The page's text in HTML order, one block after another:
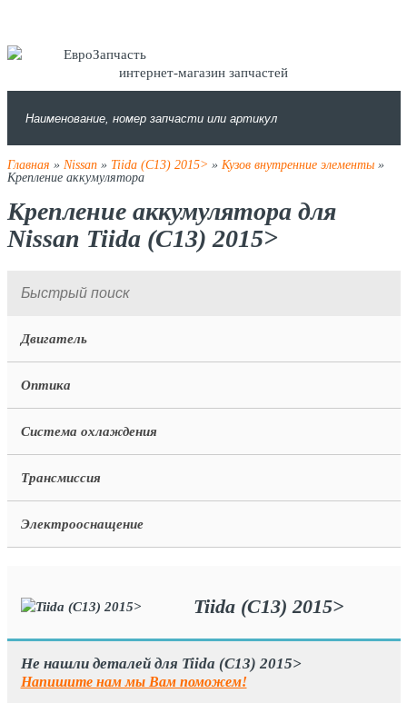
интернет-магазин запчастей
Главная » Nissan» Tiida (C13) 2015> » Кузов внутренние элементы»
Крепление аккумулятора
Крепление аккумулятора для
Nissan Tiida (C13) 2015>
Двигатель
Оптика
Система охлаждения
Трансмиссия
Электрооснащение
Tiida (C13) 2015>
Не нашли деталей для Tiida (C13) 2015>
Напишите нам мы Вам поможем!